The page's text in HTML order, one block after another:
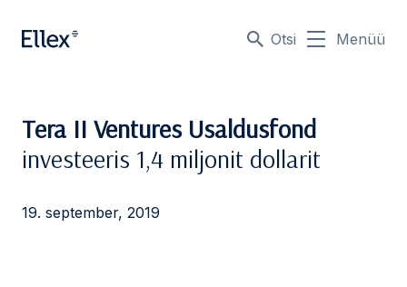
Otsi Menüü
Tera II Ventures Usaldusfond
investeeris 1,4 miljonit dollarit
19. september, 2019